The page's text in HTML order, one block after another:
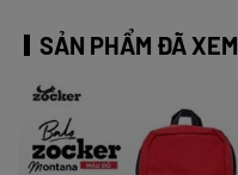
SẢN PHẨM ĐÃ XEM